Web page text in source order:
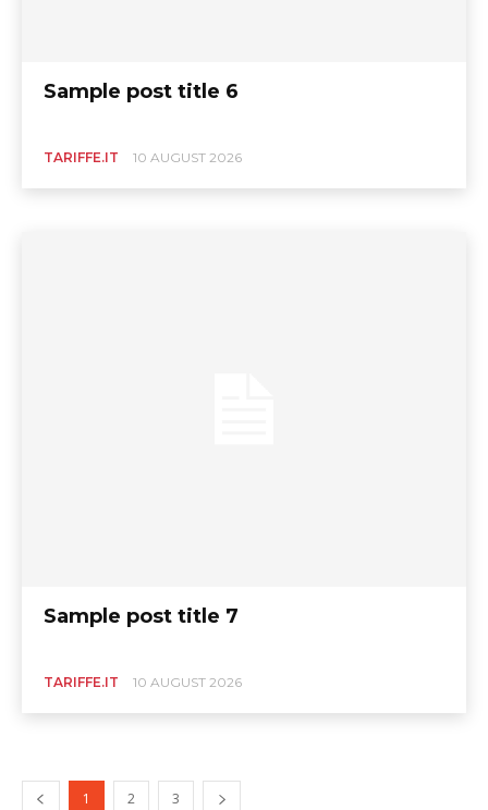
Sample post title 6
TARIFFE.IT 10 AUGUST 2026
Sample post title 7
TARIFFE.IT 10 AUGUST 2026
1 2 3